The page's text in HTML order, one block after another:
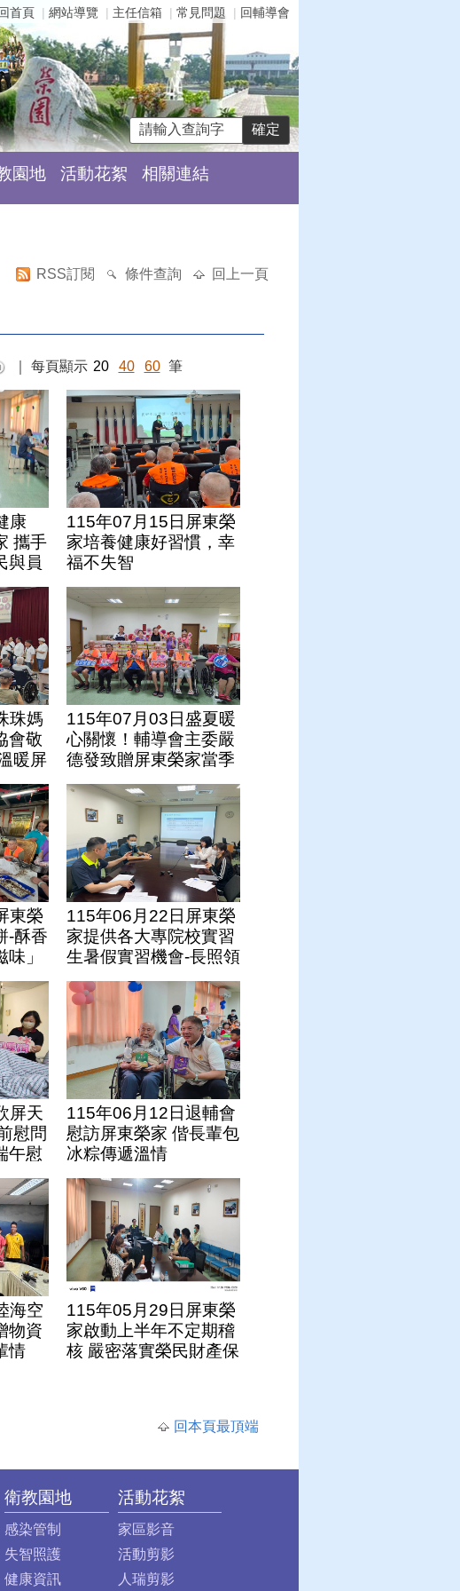
回首頁 網站導覽 主任信箱 常見問題 回輔導會
園地 活動花絮 相關連結
RSS訂閱 條件查詢 回上一頁
每頁顯示 20 40 60 筆
康
攜手
與員
115年07月15日屏東榮
家培養健康好習慣，幸
福不失智
珠媽
會敬
暖屏
115年07月03日盛夏暖
心關懷！輔導會主委嚴
德發致贈屏東榮家當季
芒果禮盒
東榮
-酥香
」
115年06月22日屏東榮
家提供各大專院校實習
生暑假實習機會-長照領
域社工專業傳承
屏天
慰問
午慰
115年06月12日退輔會
慰訪屏東榮家 偕長輩包
冰粽傳遞溫情
海空
物資
情
115年05月29日屏東榮
家啟動上半年不定期稽
核 嚴密落實榮民財產保
回本頁最頂端
衛教園地
感染管制
失智照護
健康資訊
活動花絮
家區影音
活動剪影
人瑞剪影